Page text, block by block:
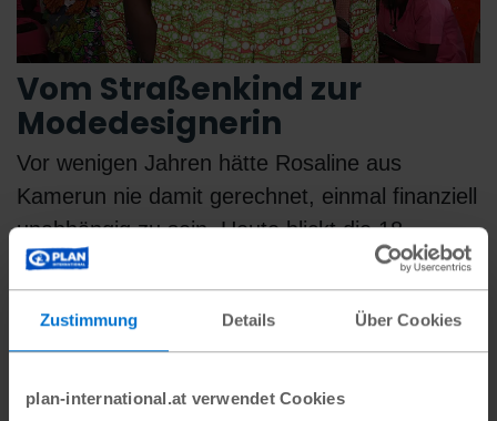
Zustimmung Details Über Cookies
plan-international.at verwendet Cookies
Vom Straßenkind zur
Modedesignerin
Vor wenigen Jahren hätte Rosaline aus
Kamerun nie damit gerechnet, einmal finanziell
unabhängig zu sein. Heute blickt die 18-
Jährige optimistischer in…